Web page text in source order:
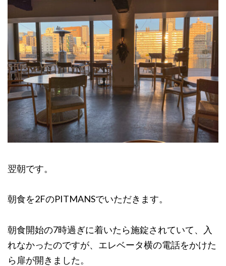
翌朝です。
朝食を2FのPITMANSでいただきます。
朝食開始の7時過ぎに着いたら施錠されていて、入
れなかったのですが、エレベータ横の電話をかけた
ら扉が開きました。